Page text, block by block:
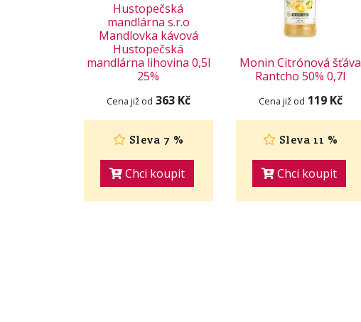
Hustopečská
mandlárna s.r.o
Mandlovka kávová
Hustopečská
mandlárna lihovina 0,5l
25%
Cena již od 363 Kč
Sleva 7 %
Chci koupit
Monin Citrónová šťáva
Rantcho 50% 0,7l
Cena již od 119 Kč
Sleva 11 %
Chci koupit